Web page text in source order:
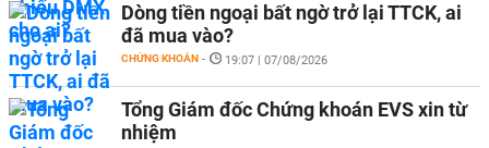
Dòng tiền ngoại bất ngờ trở lại TTCK, ai
đã mua vào?
CHỨNG KHOÁN - 19:07 | 07/08/2026
Tổng Giám đốc Chứng khoán EVS xin từ
nhiệm